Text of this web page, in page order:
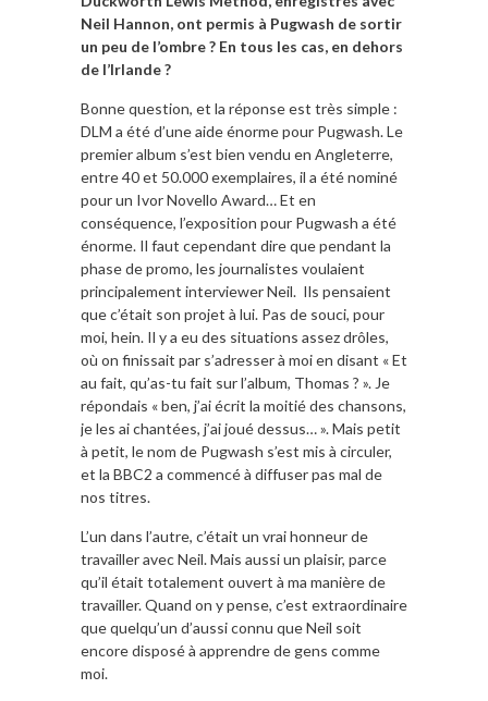
Neil Hannon, ont permis à Pugwash de sortir
un peu de l’ombre ? En tous les cas, en dehors
de l’Irlande ?
Bonne question, et la réponse est très simple :
DLM a été d’une aide énorme pour Pugwash. Le
premier album s’est bien vendu en Angleterre,
entre 40 et 50.000 exemplaires, il a été nominé
pour un Ivor Novello Award… Et en
conséquence, l’exposition pour Pugwash a été
énorme. Il faut cependant dire que pendant la
phase de promo, les journalistes voulaient
principalement interviewer Neil. Ils pensaient
que c’était son projet à lui. Pas de souci, pour
moi, hein. Il y a eu des situations assez drôles,
où on finissait par s’adresser à moi en disant « Et
au fait, qu’as-tu fait sur l’album, Thomas ? ». Je
répondais « ben, j’ai écrit la moitié des chansons,
je les ai chantées, j’ai joué dessus… ». Mais petit
à petit, le nom de Pugwash s’est mis à circuler,
et la BBC2 a commencé à diffuser pas mal de
nos titres.
L’un dans l’autre, c’était un vrai honneur de
travailler avec Neil. Mais aussi un plaisir, parce
qu’il était totalement ouvert à ma manière de
travailler. Quand on y pense, c’est extraordinaire
que quelqu’un d’aussi connu que Neil soit
encore disposé à apprendre de gens comme
moi.